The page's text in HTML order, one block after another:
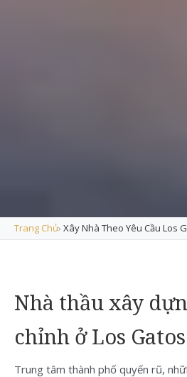
Trang Chủ› Xây Nhà Theo Yêu Cầu Los
Nhà thầu xây
chỉnh ở Los Gatos
Trung tâm thành phố quyến rũ,